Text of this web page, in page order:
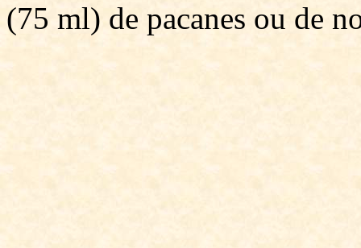
(75 ml) de pacanes ou de